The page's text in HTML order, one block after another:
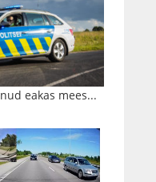
eakas mees...